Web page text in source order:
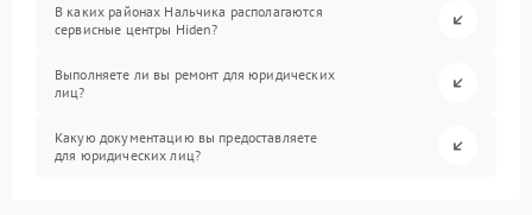
В каких районах Нальчика располагаются
сервисные центры Hiden?
Выполняете ли вы ремонт для юридических
лиц?
Какую документацию вы предоставляете
для юридических лиц?